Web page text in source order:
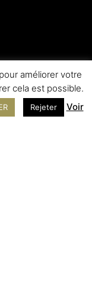
améliorer votre
cela est possible.
Rejeter Voir